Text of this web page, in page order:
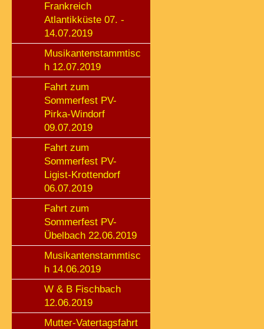
Frankreich
Atlantikküste 07. -
14.07.2019
Musikantenstammtisc
h 12.07.2019
Fahrt zum
Sommerfest PV-
Pirka-Windorf
09.07.2019
Fahrt zum
Sommerfest PV-
Ligist-Krottendorf
06.07.2019
Fahrt zum
Sommerfest PV-
Übelbach 22.06.2019
Musikantenstammtisc
h 14.06.2019
W & B Fischbach
12.06.2019
Mutter-Vatertagsfahrt